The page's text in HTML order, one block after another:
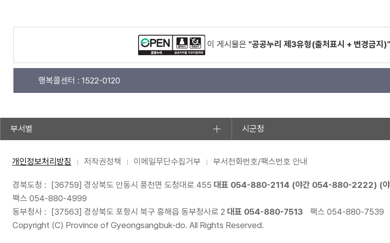
이 게시물은 "공공누리 제3유형(출처표시 + 변경금지)"
행복콜센터 : 1522-0120
부서별 시군청
개인정보처리방침 저작권정책 이메일무단수집거부 부서전화번호/팩스번호 안내
경북도청 : [36759] 경상북도 안동시 풍천면 도청대로 455 대표 054-880-2114 (야간 054-880-2222) (
팩스 054-880-4999
동부청사 :
[37563] 경상북도 포항시 북구 흥해읍 동부청사로 2 대표 054-880-7513
팩스 054-880-7539
Copyright (C) Province of Gyeongsangbuk-do. All Rights Reserved.